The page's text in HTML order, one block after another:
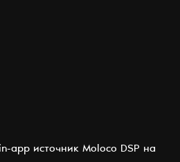
app источник Moloco DSP на